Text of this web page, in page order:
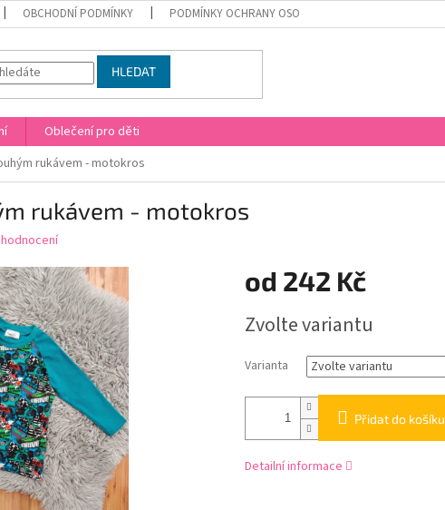
OBCHODNÍ PODMÍNKY PODMÍNKY OCHRANY OSOBNÍCH ÚDAJŮ
HLEDAT
Oblečení pro děti
rukávem - motokros
rukávem - motokros
od 242 Kč
cena:
Zvolte variantu
Varianta
Přidat do košíku
Detailní informace